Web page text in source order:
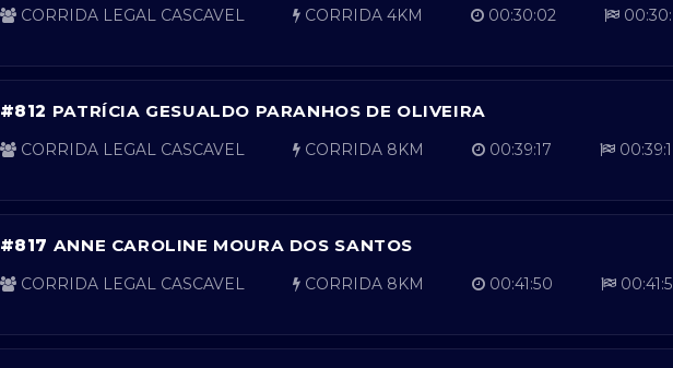
CORRIDA LEGAL CASCAVEL CORRIDA 4KM 00:30:02
#812 PATRÍCIA GESUALDO PARANHOS DE OLIVEIRA
CORRIDA LEGAL CASCAVEL CORRIDA 8KM 00:39:17
#817 ANNE CAROLINE MOURA DOS SANTOS
CORRIDA LEGAL CASCAVEL CORRIDA 8KM 00:41:50